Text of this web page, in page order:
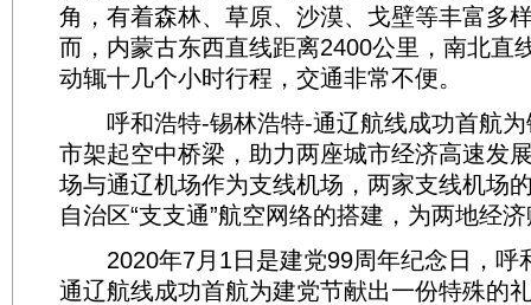
角，有着森林、草原、沙漠、戈壁等丰富多
而，内蒙古东西直线距离2400公里，南北直
动辄十几个小时行程，交通非常不便。
呼和浩特-锡林浩特-通辽航线成功首航为
市架起空中桥梁，助力两座城市经济高速发
场与通辽机场作为支线机场，两家支线机场
自治区“支支通”航空网络的搭建，为两地经
2020年7月1日是建党99周年纪念日，呼
通辽航线成功首航为建党节献出一份特殊的